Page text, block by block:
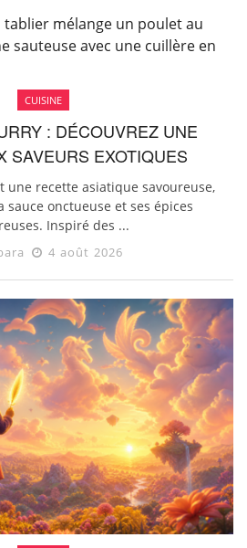
CUISINE
: DÉCOUVREZ UNE
SAVEURS EXOTIQUES
une recette asiatique savoureuse,
sauce onctueuse et ses épices
Inspiré des ...
4 août 2026